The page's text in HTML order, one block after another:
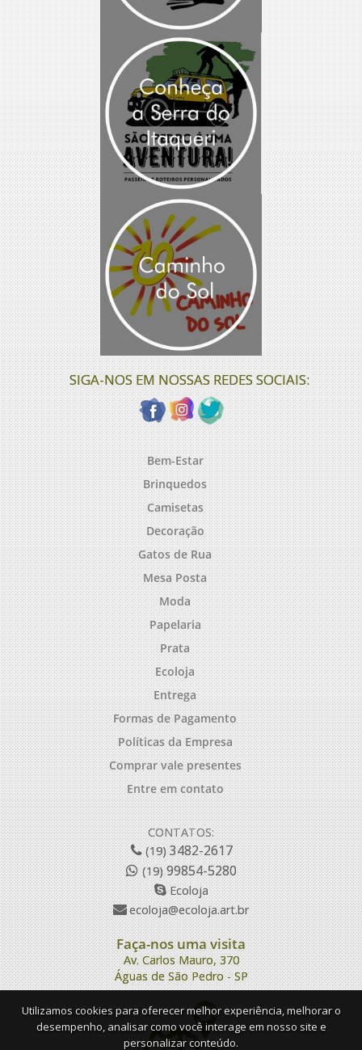
SIGA-NOS EM NOSSAS REDES SOCIAIS:
Bem-Estar
Brinquedos
Camisetas
Decoração
Gatos de Rua
Mesa Posta
Moda
Papelaria
Prata
Ecoloja
Entrega
Formas de Pagamento
Políticas da Empresa
Comprar vale presentes
Entre em contato
CONTATOS:
(19)3482-2617
(19)99854-5280
Ecoloja
ecoloja@ecoloja.art.br
Faça-nos uma visita
Av. Carlos Mauro, 370
Águas de São Pedro - SP
Utilizamos cookies para oferecer melhor experiência, melhorar o
desempenho, analisar como você interage em nosso site e
personalizar conteúdo.